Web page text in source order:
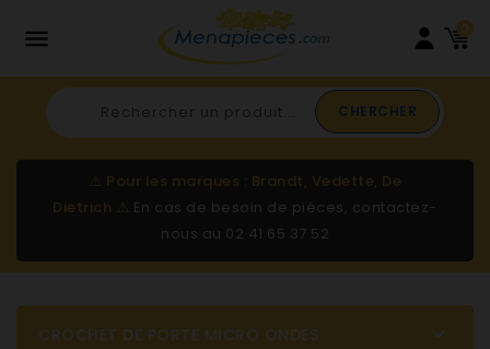
 0
CHERCHER
⚠️ Pour les marques : Brandt, Vedette, De
Dietrich ⚠️ En cas de besoin de pièces, contactez-
nous au 02 41 65 37 52
CROCHET DE PORTE MICRO ONDES 